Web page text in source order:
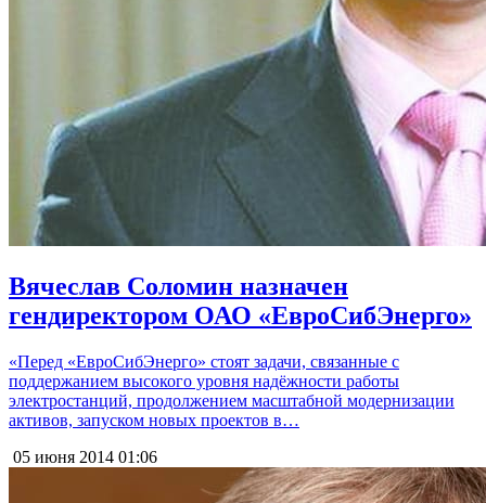
Вячеслав Соломин назначен
гендиректором ОАО «ЕвроСибЭнерго»
«Перед «ЕвроСибЭнерго» стоят задачи, связанные с
поддержанием высокого уровня надёжности работы
электростанций, продолжением масштабной модернизации
активов, запуском новых проектов в…
05 июня 2014 01:06